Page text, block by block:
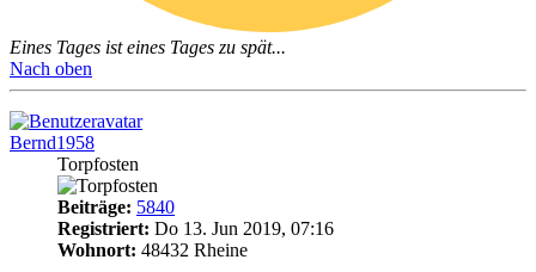
Eines Tages ist eines Tages zu spät...
Nach oben
Bernd1958
Torpfosten
Beiträge: 5840
Registriert: Do 13. Jun 2019, 07:16
Wohnort: 48432 Rheine